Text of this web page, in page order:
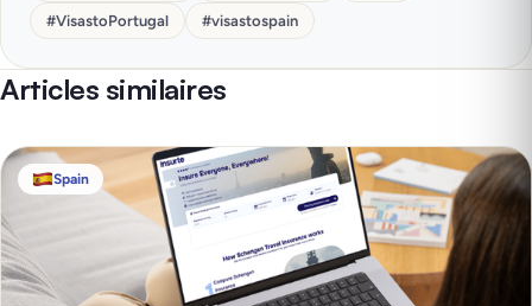
#VisastoPortugal #visastospain
Articles similaires
Spain